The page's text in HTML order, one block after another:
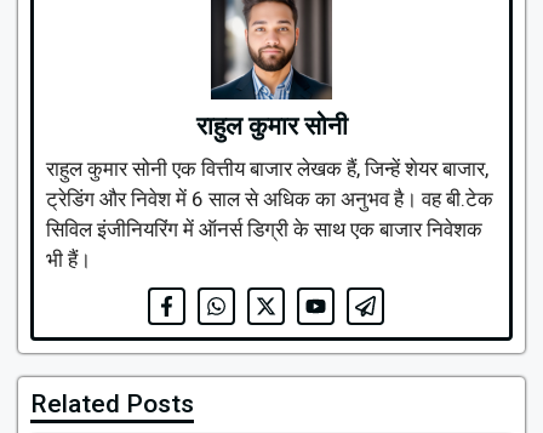
राहुल कुमार सोनी
राहुल कुमार सोनी एक वित्तीय बाजार लेखक हैं, जिन्हें शेयर बाजार,
ट्रेडिंग और निवेश में 6 साल से अधिक का अनुभव है। वह बी.टेक
सिविल इंजीनियरिंग में ऑनर्स डिग्री के साथ एक बाजार निवेशक
भी हैं।
Related Posts